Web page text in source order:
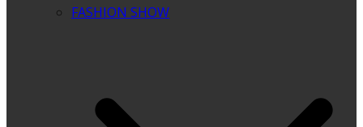
FASHION SHOW